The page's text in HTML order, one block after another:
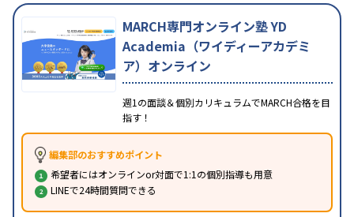
MARCH専門オンライン塾 YD
Academia（ワイディーアカデミ
ア）オンライン
週1の面談＆個別カリキュラムでMARCH合格を目
指す！
編集部のおすすめポイント
希望者にはオンラインor対面で1:1の個別指導も用意
LINEで24時間質問できる